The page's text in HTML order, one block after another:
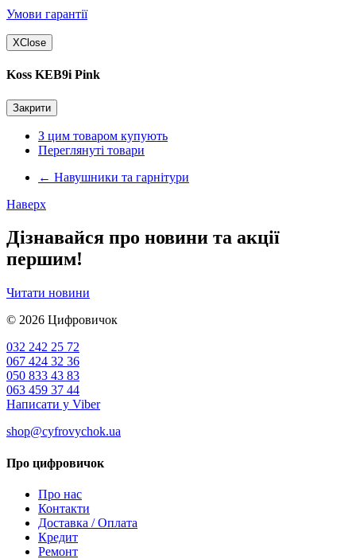
Умови гарантії
XClose
Koss KEB9i Pink
Закрити
З цим товаром купують
Переглянуті товари
← Навушники та гарнітури
Наверх
Дізнавайся про новини та акції
першим!
Читати новини
© 2026 Цифровичок
032 242 25 72
067 424 32 36
050 833 43 83
063 459 37 44
Написати у Viber
shop@cyfrovychok.ua
Про цифровичок
Про нас
Контакти
Доставка / Оплата
Кредит
Ремонт